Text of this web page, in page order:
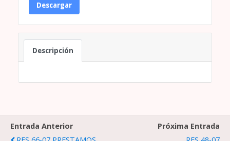
Descargar
Descripción
Entrada Anterior
Próxima Entrada